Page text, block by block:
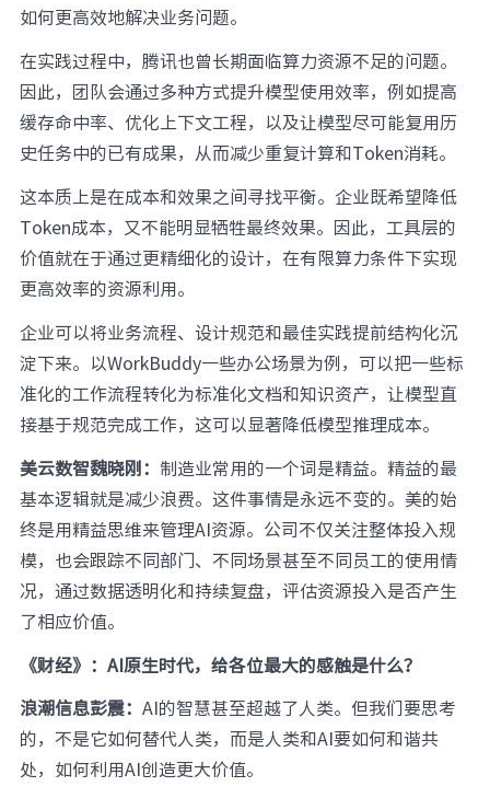
如何更高效地解决业务问题。
在实践过程中，腾讯也曾长期面临算力资源不足的问题。
因此，团队会通过多种方式提升模型使用效率，例如提高
缓存命中率、优化上下文工程，以及让模型尽可能复用历
史任务中的已有成果，从而减少重复计算和Token消耗。
这本质上是在成本和效果之间寻找平衡。企业既希望降低
Token成本，又不能明显牺牲最终效果。因此，工具层的
价值就在于通过更精细化的设计，在有限算力条件下实现
更高效率的资源利用。
企业可以将业务流程、设计规范和最佳实践提前结构化沉
淀下来。以WorkBuddy一些办公场景为例，可以把一些标
准化的工作流程转化为标准化文档和知识资产，让模型直
接基于规范完成工作，这可以显著降低模型推理成本。
美云数智魏晓刚： 制造业常用的一个词是精益。精益的最
基本逻辑就是减少浪费。这件事情是永远不变的。美的始
终是用精益思维来管理AI资源。公司不仅关注整体投入规
模，也会跟踪不同部门、不同场景甚至不同员工的使用情
况，通过数据透明化和持续复盘，评估资源投入是否产生
了相应价值。
《财经》：AI原生时代，给各位最大的感触是什么？
浪潮信息彭震： AI的智慧甚至超越了人类。但我们要思考
的，不是它如何替代人类，而是人类和AI要如何和谐共
处，如何利用AI创造更大价值。